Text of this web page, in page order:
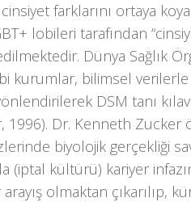
farklarını ortaya
lobileri tarafından
Dünya Sağlık
kurumlar, bilimsel
DSM tanı
1996). Dr. Kenneth Zucker
biyolojik gerçekliği
(iptal kültürü) kariyer
olmaktan çıkarılıp,